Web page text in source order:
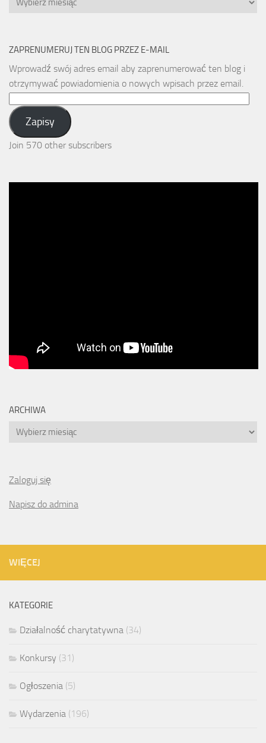
ZAPRENUMERUJ TEN BLOG PRZEZ E-MAIL
Wprowadź swój adres email aby zaprenumerować ten blog i
otrzymywać powiadomienia o nowych wpisach przez email.
Address:
Zapisy
Join 570 other subscribers
ARCHIWA
Archiwa
Zaloguj się
Napisz do admina
WIĘCEJ
KATEGORIE
Działalność charytatywna (34)
Konkursy (31)
Ogłoszenia (5)
Wydarzenia (196)